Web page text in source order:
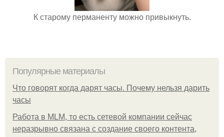
К старому перманенту можно привыкнуть.
Популярные материалы
Что говорят когда дарят часы. Почему нельзя дарить
часы
Работа в MLM, то есть сетевой компании сейчас
неразрывно связана с создание своего контента,